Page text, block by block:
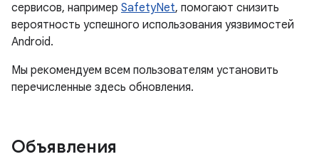
сервисов, например SafetyNet, помогают снизить
вероятность успешного использования уязвимостей
Android.
Мы рекомендуем всем пользователям установить
перечисленные здесь обновления.
Объявления